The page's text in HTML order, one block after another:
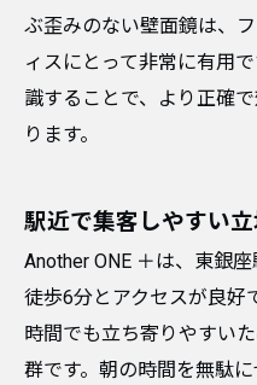
ぶ歪みのない壁面鏡は、
ィスにとって非常に有用
識することで、より正確
ります。
駅近で集客しやすい立
Another ONE ＋は、東銀
徒歩6分とアクセスが良好
時間でも立ち寄りやすい
群です。朝の時間を無駄